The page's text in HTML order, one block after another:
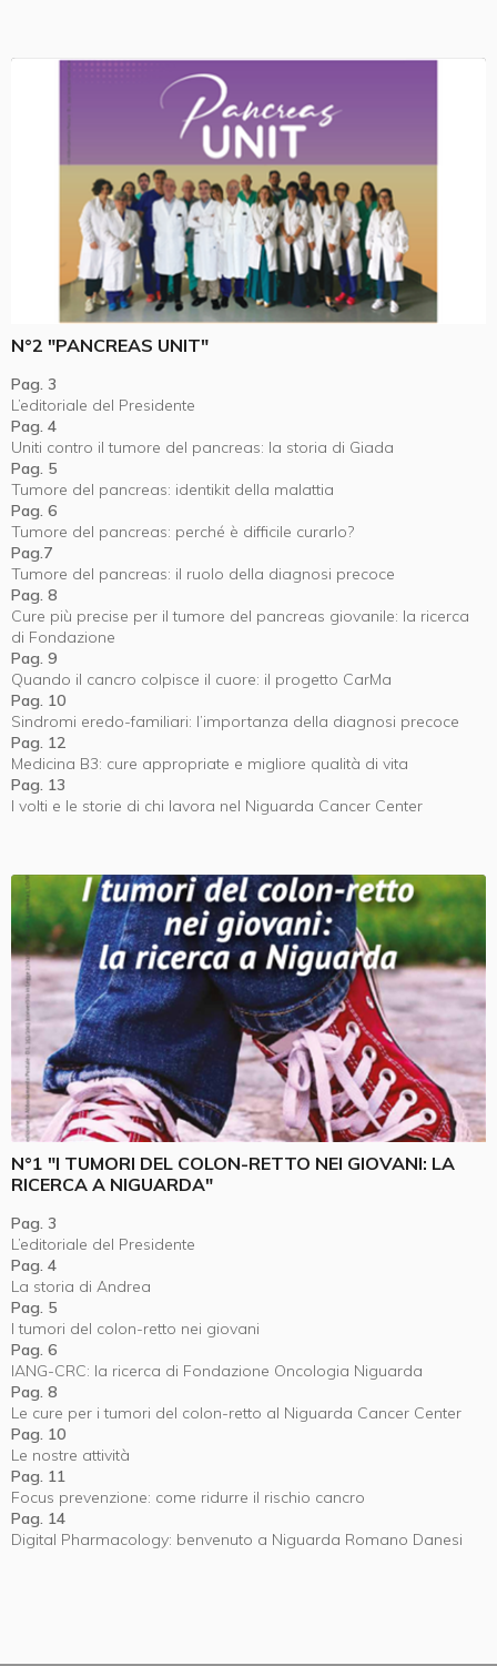
N°2 "PANCREAS UNIT"
Pag. 3
L’editoriale del Presidente
Pag. 4
Uniti contro il tumore del pancreas: la storia di Giada
Pag. 5
Tumore del pancreas: identikit della malattia
Pag. 6
Tumore del pancreas: perché è difficile curarlo?
Pag.7
Tumore del pancreas: il ruolo della diagnosi precoce
Pag. 8
Cure più precise per il tumore del pancreas giovanile: la ricerca
di Fondazione
Pag. 9
Quando il cancro colpisce il cuore: il progetto CarMa
Pag. 10
Sindromi eredo-familiari: l’importanza della diagnosi precoce
Pag. 12
Medicina B3: cure appropriate e migliore qualità di vita
Pag. 13
I volti e le storie di chi lavora nel Niguarda Cancer Center
N°1 "I TUMORI DEL COLON-RETTO NEI GIOVANI: LA
RICERCA A NIGUARDA"
Pag. 3
L’editoriale del Presidente
Pag. 4
La storia di Andrea
Pag. 5
I tumori del colon-retto nei giovani
Pag. 6
IANG-CRC: la ricerca di Fondazione Oncologia Niguarda
Pag. 8
Le cure per i tumori del colon-retto al Niguarda Cancer Center
Pag. 10
Le nostre attività
Pag. 11
Focus prevenzione: come ridurre il rischio cancro
Pag. 14
Digital Pharmacology: benvenuto a Niguarda Romano Danesi